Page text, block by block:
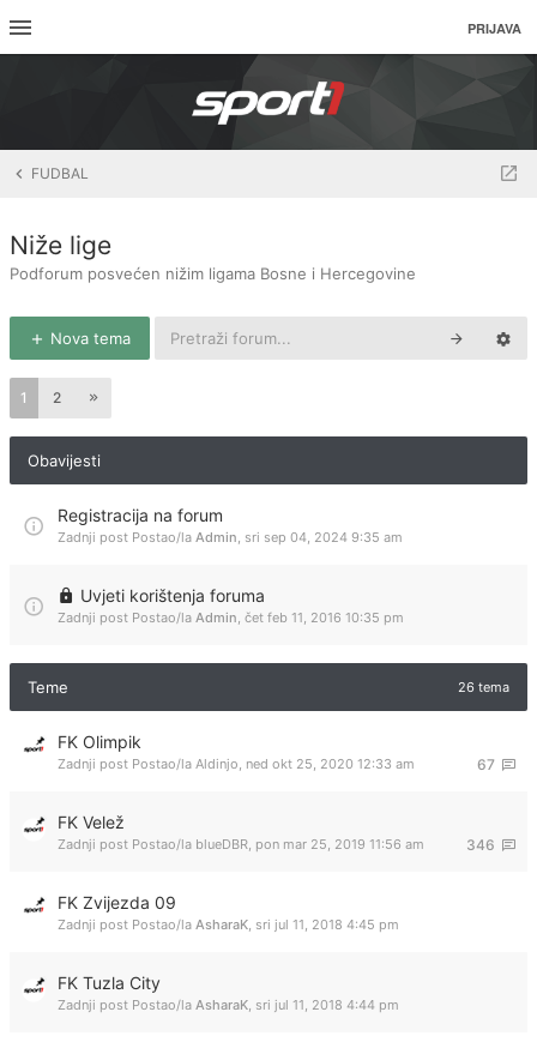
PRIJAVA
FUDBAL
Niže lige
Podforum posvećen nižim ligama Bosne i Hercegovine
Nova tema
1 2
Obavijesti
Registracija na forum
Zadnji post Postao/la Admin, sri sep 04, 2024 9:35 am
Uvjeti korištenja foruma
Zadnji post Postao/la Admin, čet feb 11, 2016 10:35 pm
Teme 26 tema
FK Olimpik
67
Zadnji post Postao/la Aldinjo, ned okt 25, 2020 12:33 am
FK Velež
346
Zadnji post Postao/la blueDBR, pon mar 25, 2019 11:56 am
FK Zvijezda 09
Zadnji post Postao/la AsharaK, sri jul 11, 2018 4:45 pm
FK Tuzla City
Zadnji post Postao/la AsharaK, sri jul 11, 2018 4:44 pm